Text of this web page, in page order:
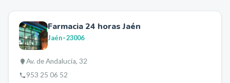
Farmacia 24 horas Jaén
Jaén· 23006
Av. de Andalucía, 32
953 25 06 52